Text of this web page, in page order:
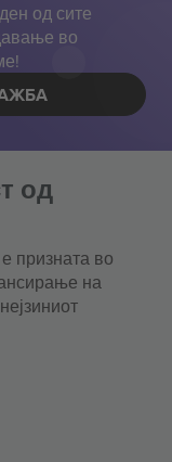
од сите
во
од
призната во
на